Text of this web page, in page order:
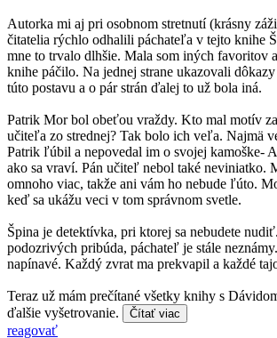
Autorka mi aj pri osobnom stretnutí (krásny
čitatelia rýchlo odhalili páchateľa v tejto knihe
mne to trvalo dlhšie. Mala som iných favoritov
knihe páčilo. Na jednej strane ukazovali
túto postavu a o pár strán ďalej to už bola iná.
Patrik Mor bol obeťou vraždy. Kto mal motív
učiteľa zo strednej? Tak bolo ich veľa. Najmä
Patrik ľúbil a nepovedal im o svojej kamoške-
ako sa vraví. Pán učiteľ nebol také neviniatko.
omnoho viac, takže ani vám ho nebude ľúto.
keď sa ukážu veci v tom správnom svetle.
Špina je detektívka, pri ktorej sa nebudete
podozrivých pribúda, páchateľ je stále
napínavé. Každý zvrat ma prekvapil a každé
Teraz už mám prečítané všetky knihy s
ďalšie vyšetrovanie.
Čítať viac
reagovať